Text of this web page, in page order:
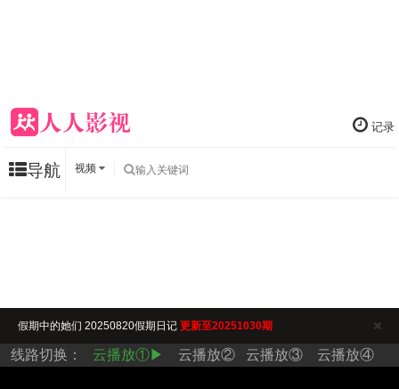
记录
导航 视频
假期中的她们 20250820假期日记 更新至20251030期